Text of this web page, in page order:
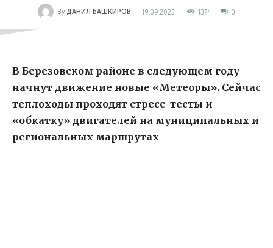
By ДАНИЛ БАШКИРОВ 19.09.2023 1374 0
В Березовском районе в следующем году
начнут движение новые «Метеоры». Сейчас
теплоходы проходят стресс-тесты и
«обкатку» двигателей на муниципальных и
региональных маршрутах